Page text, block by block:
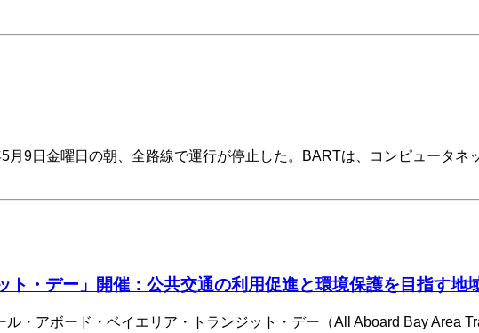
9日金曜日の朝、全路線で運行が停止した。BARTは、コンピュータネ
・デー」開催：公共交通の利用促進と環境保護を目指す地
・アボード・ベイエリア・トランジット・デー（All Aboard Bay Area